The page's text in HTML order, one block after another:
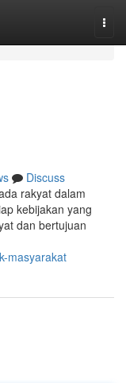
Discuss
rakyat dalam
kebijakan yang
dan bertujuan
masyarakat